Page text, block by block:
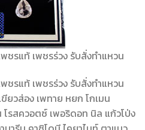
ชรแท้ เพชรร่วง รับสั่งทำแหวน
ชรแท้ เพชรร่วง รับสั่งทำแหวน
วส่อง เพทาย หยก โกเมน
รสควอตซ์ เพอริดอท นิล แก้วโป่ง